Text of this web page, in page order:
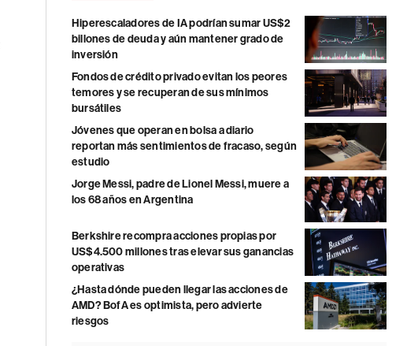
Hiperescaladores de IA podrían sumar US$2
billones de deuda y aún mantener grado de
inversión
Fondos de crédito privado evitan los peores
temores y se recuperan de sus mínimos
bursátiles
Jóvenes que operan en bolsa a diario
reportan más sentimientos de fracaso, según
estudio
Jorge Messi, padre de Lionel Messi, muere a
los 68 años en Argentina
Berkshire recompra acciones propias por
US$4.500 millones tras elevar sus ganancias
operativas
¿Hasta dónde pueden llegar las acciones de
AMD? BofA es optimista, pero advierte
riesgos